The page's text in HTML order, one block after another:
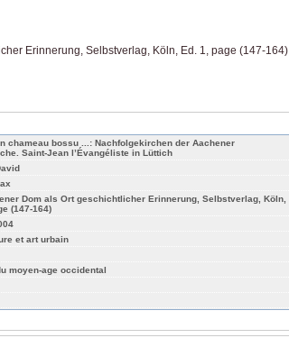
Erinnerung, Selbstverlag, Köln, Ed. 1, page (147-164)
chameau bossu ...: Nachfolgekirchen der Aachener
Saint-Jean l’Évangéliste in Lüttich
Dom als Ort geschichtlicher Erinnerung, Selbstverlag, Köln,
(147-164)
et art urbain
moyen-age occidental